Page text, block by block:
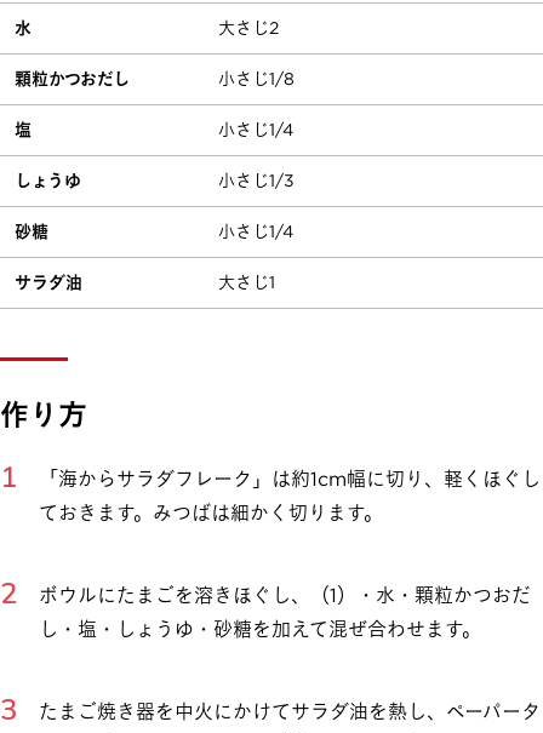
水 大さじ2
顆粒かつおだし 小さじ1/8
塩 小さじ1/4
しょうゆ 小さじ1/3
砂糖 小さじ1/4
サラダ油 大さじ1
作り方
「海からサラダフレーク」は約1cm幅に切り、軽くほぐし
ておきます。みつばは細かく切ります。
ボウルにたまごを溶きほぐし、（1）・水・顆粒かつおだ
し・塩・しょうゆ・砂糖を加えて混ぜ合わせます。
たまご焼き器を中火にかけてサラダ油を熱し、ペーパータ